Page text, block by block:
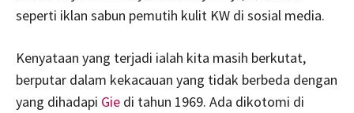
seperti iklan sabun pemutih kulit KW di sosial media.
Kenyataan yang terjadi ialah kita masih berkutat,
berputar dalam kekacauan yang tidak berbeda dengan
yang dihadapi Gie di tahun 1969. Ada dikotomi di